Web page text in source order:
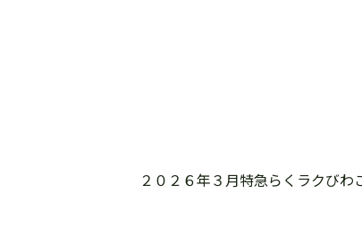
２０２６年３月特急らくラクびわ